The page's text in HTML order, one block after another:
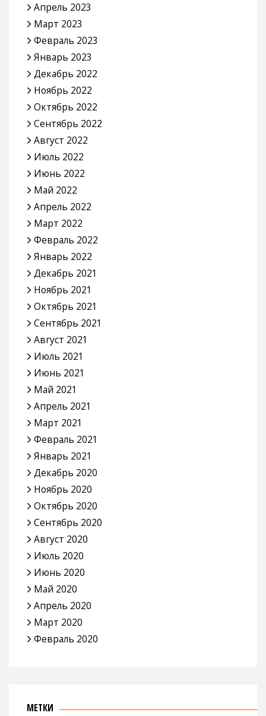
Апрель 2023
Март 2023
Февраль 2023
Январь 2023
Декабрь 2022
Ноябрь 2022
Октябрь 2022
Сентябрь 2022
Август 2022
Июль 2022
Июнь 2022
Май 2022
Апрель 2022
Март 2022
Февраль 2022
Январь 2022
Декабрь 2021
Ноябрь 2021
Октябрь 2021
Сентябрь 2021
Август 2021
Июль 2021
Июнь 2021
Май 2021
Апрель 2021
Март 2021
Февраль 2021
Январь 2021
Декабрь 2020
Ноябрь 2020
Октябрь 2020
Сентябрь 2020
Август 2020
Июль 2020
Июнь 2020
Май 2020
Апрель 2020
Март 2020
Февраль 2020
МЕТКИ